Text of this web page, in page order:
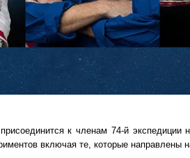
к членам 74-й
включая те, которые